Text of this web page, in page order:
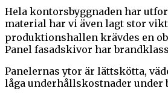
Hela kontorsbyggnaden har
material har vi även lagt stor
produktionshallen krävdes en
Panel fasadskivor har brandklass
Panelernas ytor är lättskötta,
låga underhållskostnader under